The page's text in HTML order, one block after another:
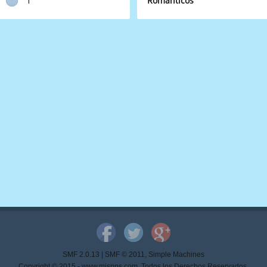
SMF 2.0.13 SMF © 2011, Simple Machines